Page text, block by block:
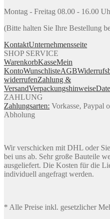
Montag - Freitag 08.00 - 16.00
(Bitte halten Sie Ihre Bestellung
KontaktUnternehmensseite
SHOP SERVICE
WarenkorbKasseMein
KontoWunschlisteAGB
widerrufenZahlung &
VersandVerpackungshinweise
ZAHLUNG
Zahlungsarten: Vorkasse, Paypal
Abholung
Wir verschicken mit DHL oder
bei uns ab. Sehr große Bauteile
ausgeliefert. Die Kosten für die
individuell angefragt werden.
* Alle Preise inkl. gesetzlicher